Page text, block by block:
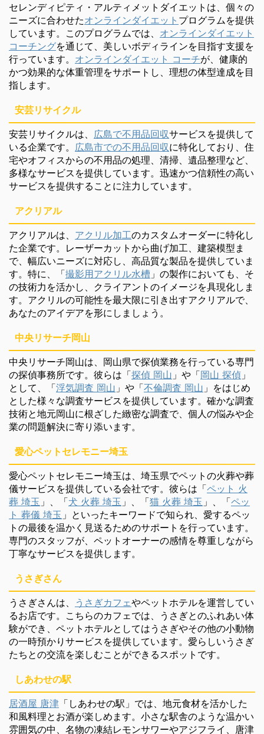
セレンディピティ・アルティメットダイエットは、個々の
ニーズに合わせたオンラインダイエット プログラムを提供
しています。このプログラムでは、 オンラインダイエット
コーチングを通じて、美しいボディラインを目指す支援を
行っています。 オンラインダイエット コーチが、健康的
かつ効果的な体重管理をサポートし、理想の体型達成を目
指します。
安芸リサイクル
安芸リサイクルは、 広島で不用品回収サービスを提供して
いる企業です。 広島市での不用品回収に特化しており、住
宅やオフィスからの不用品の処理、清掃、遺品整理など、
多様なサービスを提供しています。迅速かつ信頼性の高い
サービスを提供することに注力しています。
アクリアル
アクリアルは、 アクリル加工のカスタムオーダーに特化し
た企業です。レーザーカットから曲げ加工、建築模型ま
で、幅広いニーズに対応し、高品質な製品を提供していま
す。特に、「撮影用アクリル水槽 」の製作においても、そ
の技術力を活かし、クライアントのイメージを具現化しま
す。アクリルの可能性を最大限に引き出すアクリアルで、
あなたのアイデアを形にしましょう。
中央リサーチ岡山
中央リサーチ岡山は、岡山県で探偵業務を行っている専門
の探偵事務所です。彼らは「探偵 岡山 」や「岡山 探偵 」
として、「浮気調査 岡山 」や「不倫調査 岡山 」をはじめ
とした様々な調査サービスを提供しています。確かな調査
技術と地元岡山に根ざした緻密な調査で、個人の悩みや企
業の問題解決に寄り添います。
愛心ペットセレモニー埼玉
愛心ペットセレモニー埼玉は、埼玉県でペットの火葬や葬
儀サービスを提供している会社です。彼らは「ペット 火
葬 埼玉 」、「犬 火葬 埼玉 」、「猫 火葬 埼玉 」、「ペッ
ト 葬儀 埼玉 」といったキーワードで知られ、愛するペッ
トの最後を温かく見送るためのサポートを行っています。
専門のスタッフが、ペットオーナーの感情を尊重しながら
丁寧なサービスを提供します。
うさぎさん
うさぎさんは、 うさぎカフェやペットホテルを運営してい
るお店です。こちらのカフェでは、うさぎとのふれあい体
験ができ、ペットホテルとしてはうさぎやその他の小動物
の一時預かりサービスを提供しています。愛らしいうさぎ
たちとの交流を楽しむことができるスポットです。
しあわせの駅
居酒屋 唐津 「しあわせの駅」では、地元食材を活かした
和風料理とお酒が楽しめます。小さな駅舎のような温かい
雰囲気の中、名物の凍結レモンサワーやアジフライ、唐津